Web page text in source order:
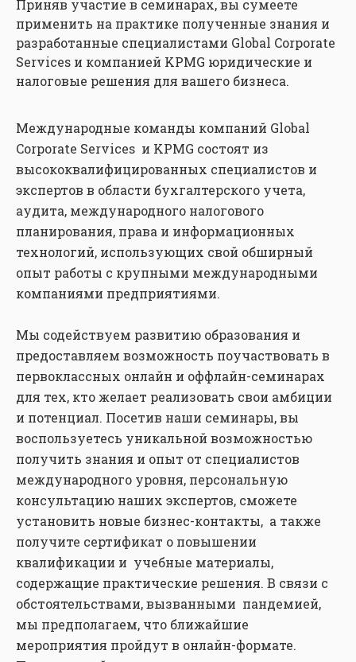
Приняв участие в семинарах, вы сумеете
применить на практике полученные знания и
разработанные специалистами Global Corporate
Services и компанией KPMG юридические и
налоговые решения для вашего бизнеса.
Международные команды компаний Global
Corporate Services и KPMG состоят из
высококвалифицированных специалистов и
экспертов в области бухгалтерского учета,
аудита, международного налогового
планирования, права и информационных
технологий, использующих свой обширный
опыт работы с крупными международными
компаниями предприятиями.
Мы содействуем развитию образования и
предоставляем возможность поучаствовать в
первоклассных онлайн и оффлайн-семинарах
для тех, кто желает реализовать свои амбиции
и потенциал. Посетив наши семинары, вы
воспользуетесь уникальной возможностью
получить знания и опыт от специалистов
международного уровня, персональную
консультацию наших экспертов, сможете
установить новые бизнес-контакты, а также
получите сертификат о повышении
квалификации и учебные материалы,
содержащие практические решения. В связи с
обстоятельствами, вызванными пандемией,
мы предполагаем, что ближайшие
мероприятия пройдут в онлайн-формате.